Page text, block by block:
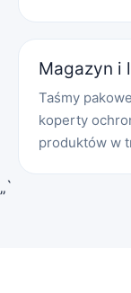
Magazyn i
Taśmy
koperty
produktów w
„`